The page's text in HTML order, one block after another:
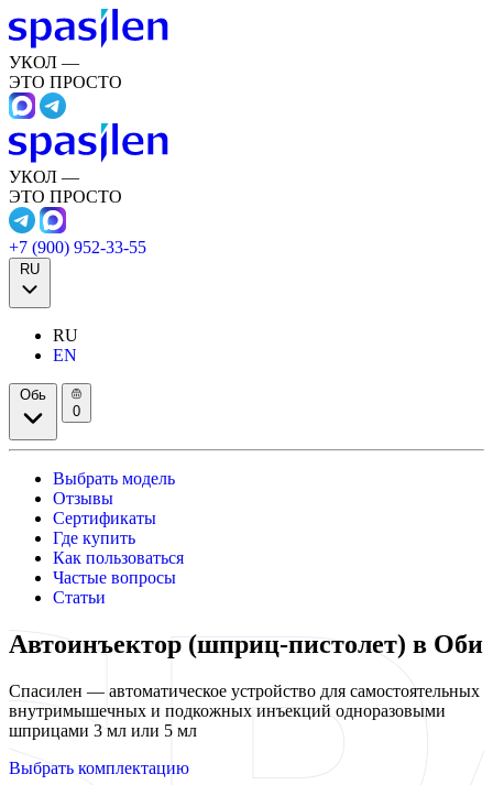
УКОЛ —
ЭТО ПРОСТО
УКОЛ —
ЭТО ПРОСТО
+7 (900) 952-33-55
RU
RU
EN
Обь
0
Выбрать модель
Отзывы
Сертификаты
Где купить
Как пользоваться
Частые вопросы
Статьи
Автоинъектор (шприц-пистолет) в Оби
Спасилен — автоматическое устройство для самостоятельных
внутримышечных и подкожных инъекций одноразовыми
шприцами 3 мл или 5 мл
Выбрать комплектацию